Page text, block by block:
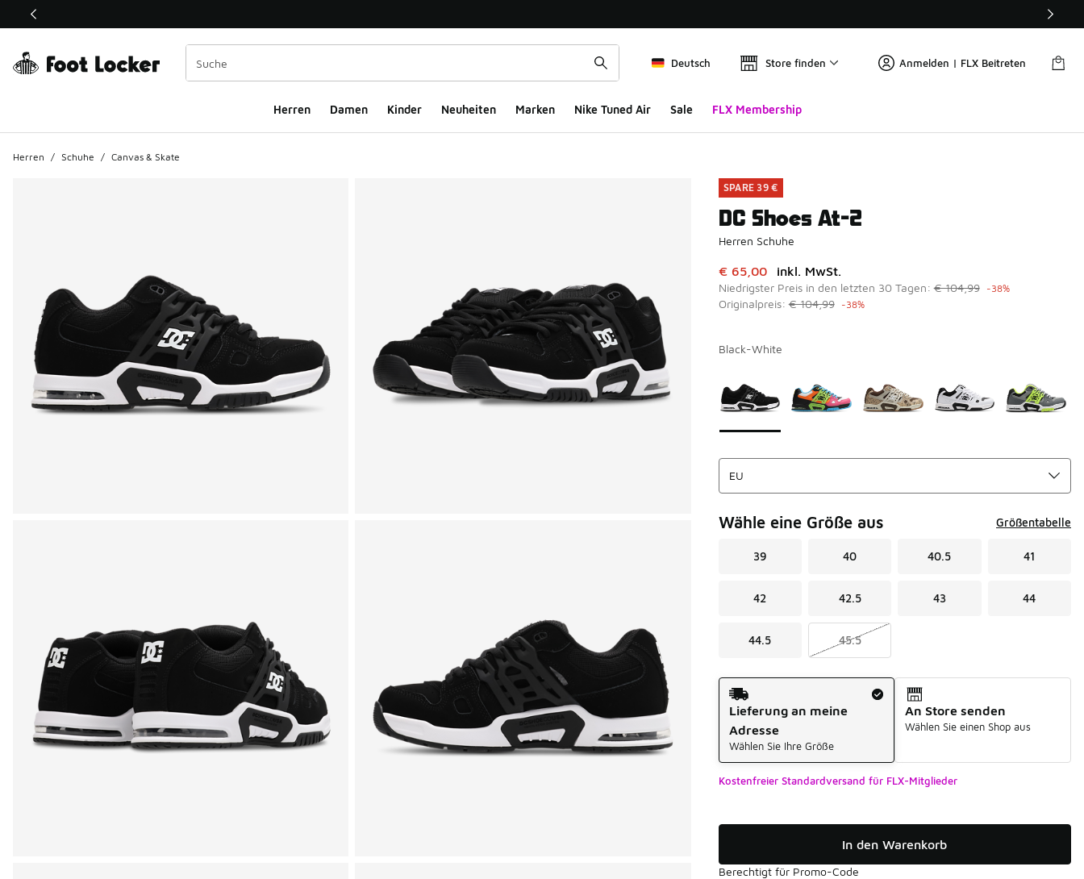
Dieser Link öffnet sich in einem neuen Fenster
Deutsch Store finden Anmelden | FLX Beitreten
Herren Damen Kinder Neuheiten Marken Nike Tuned Air Sale FLX Membership
Herren / Schuhe / Canvas & Skate
SPARE 39 €
DC Shoes At-2
Herren Schuhe
Dieser Artikel ist im Sale. Der Preis ist von auf € 65,00
€ 65,00 inkl. MwSt.
Niedrigster Preis in den letzten 30 Tagen:€ 104,99 -38%
Originalpreis:€ 104,99 -38%
Black-White
Wähle eine Größe aus Größentabelle
39 40 40.5 41
42 42.5 43 44
44.5 45.5
Versandart
Lieferung an meine
Adresse
Wählen Sie Ihre Größe
An Store senden
Wählen Sie einen Shop aus
Kostenfreier Standardversand für FLX-Mitglieder
In den Warenkorb
Berechtigt für Promo-Code